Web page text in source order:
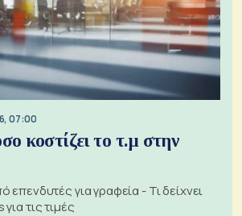
07:00
κοστίζει το τ.μ στην
επενδυτές για γραφεία - Τι δείχνει
τις τιμές